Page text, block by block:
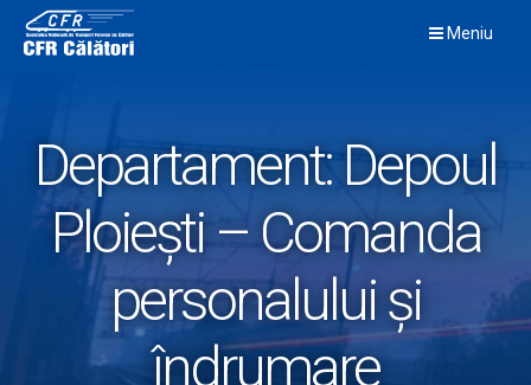
content
Meniu
Departament: Depoul
Ploiești – Comanda
personalului și
îndrumare